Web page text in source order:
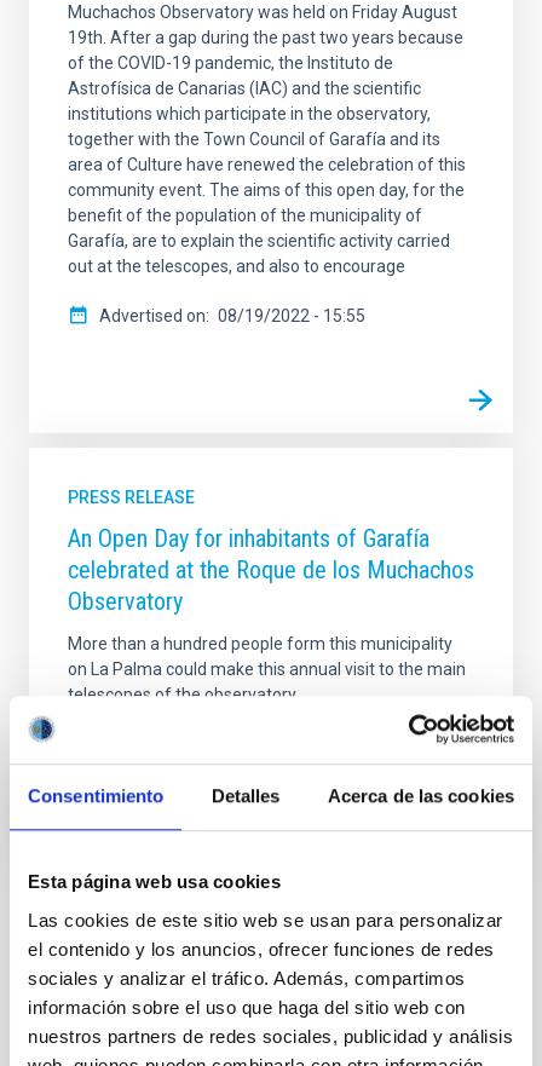
Consentimiento Detalles Acerca de las cookies
Esta página web usa cookies
Las cookies de este sitio web se usan para personalizar
el contenido y los anuncios, ofrecer funciones de redes
sociales y analizar el tráfico. Además, compartimos
información sobre el uso que haga del sitio web con
nuestros partners de redes sociales, publicidad y análisis
Muchachos Observatory was held on Friday August
19th. After a gap during the past two years because
of the COVID-19 pandemic, the Instituto de
Astrofísica de Canarias (IAC) and the scientific
institutions which participate in the observatory,
together with the Town Council of Garafía and its
area of Culture have renewed the celebration of this
community event. The aims of this open day, for the
benefit of the population of the municipality of
Garafía, are to explain the scientific activity carried
out at the telescopes, and also to encourage
Advertised on 08/19/2022 - 15:55
PRESS RELEASE
An Open Day for inhabitants of Garafía
celebrated at the Roque de los Muchachos
Observatory
More than a hundred people form this municipality
on La Palma could make this annual visit to the main
telescopes of the observatory.
NEWS TYPE
PHOTOMONTAGE
SCOPE
OUTREACH